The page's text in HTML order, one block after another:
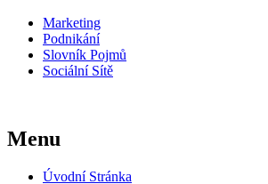
Marketing
Podnikání
Slovník Pojmů
Sociální Sítě
Menu
Úvodní Stránka